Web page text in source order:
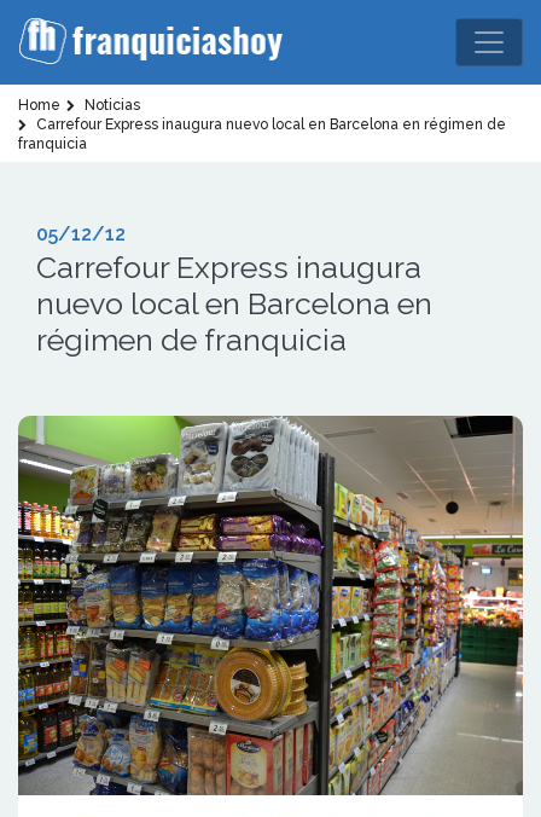
Home
Noticias
Carrefour Express inaugura nuevo local en Barcelona en régimen de
franquicia
05/12/12
Carrefour Express inaugura
nuevo local en Barcelona en
régimen de franquicia